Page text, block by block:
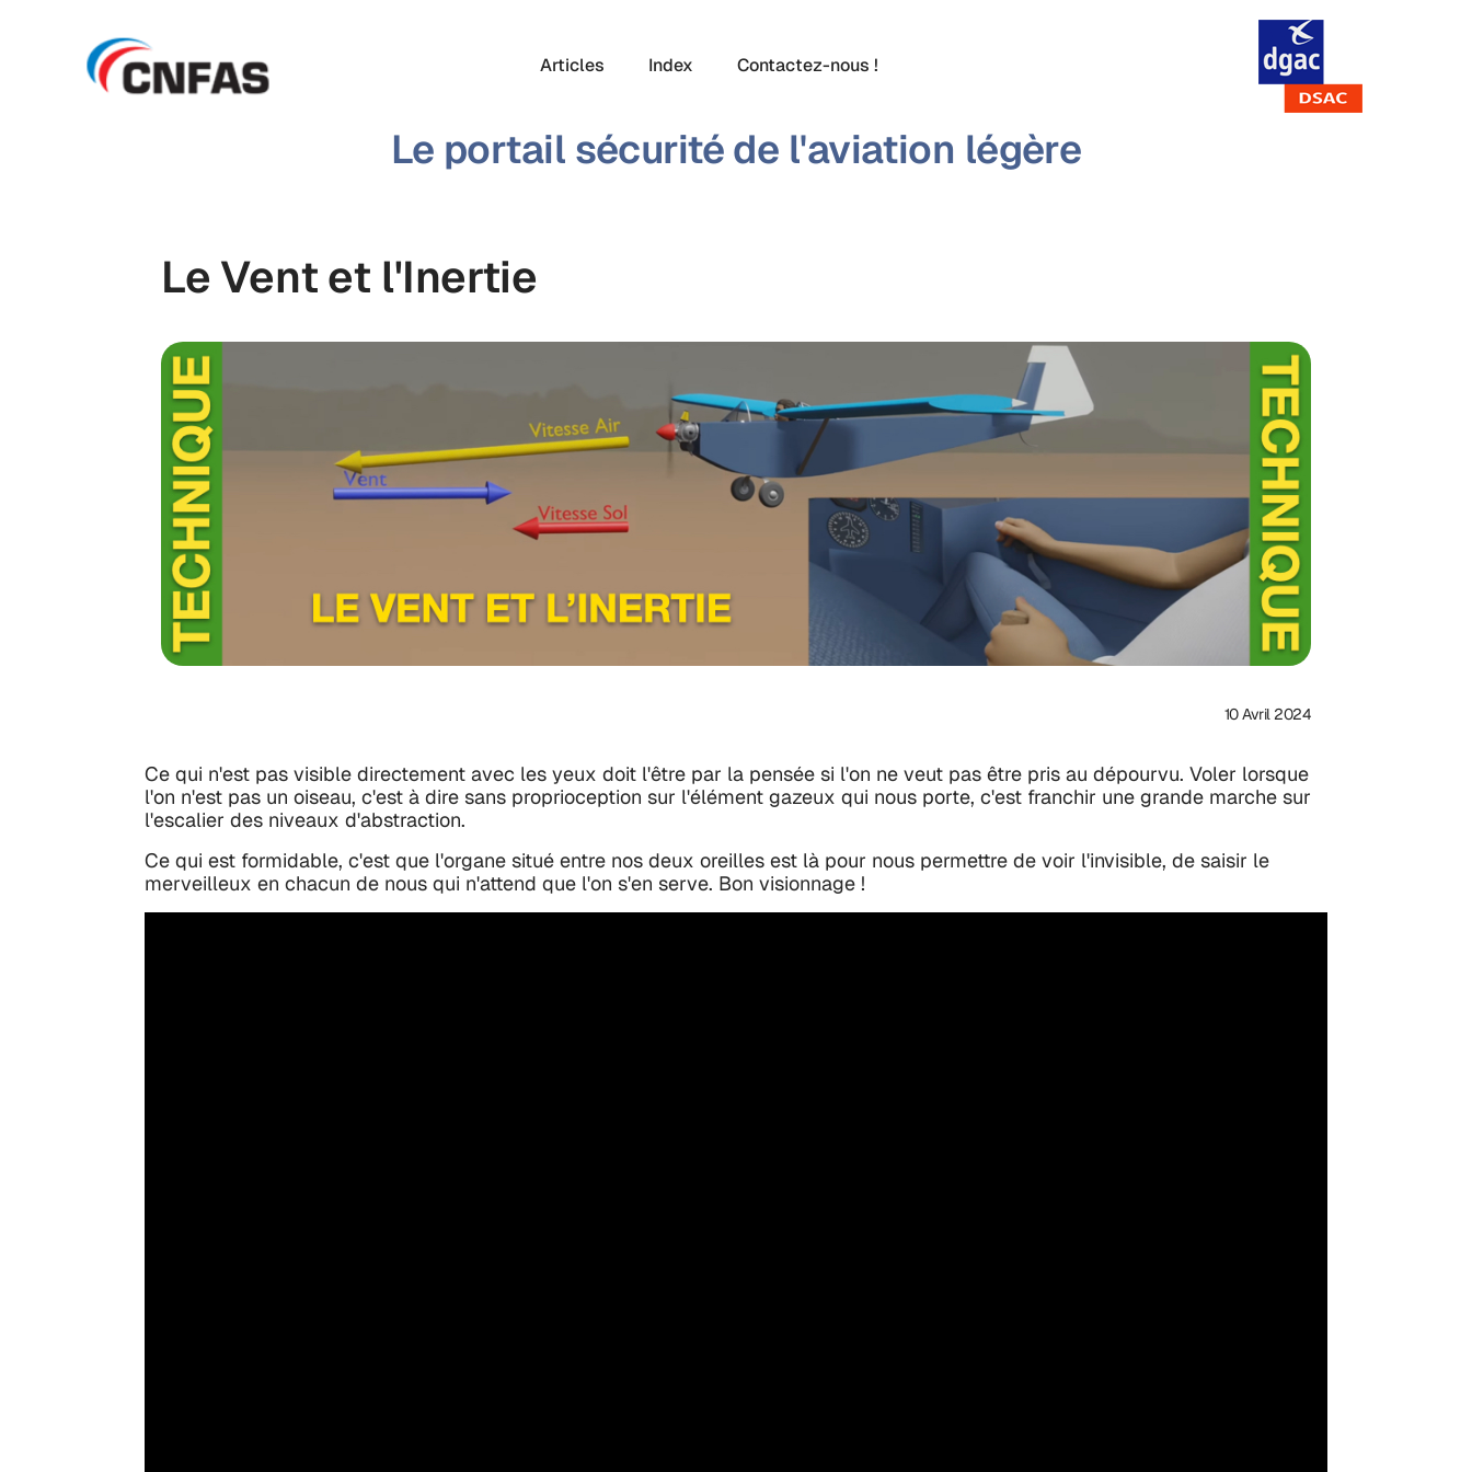
Articles Index Contactez-nous !
Le portail sécurité de l'aviation légère
Le Vent et l'Inertie
10 Avril 2024
Ce qui n'est pas visible directement avec les yeux doit l'être par la pensée si l'on ne veut pas être pris au dépourvu. Voler lorsque
l'on n'est pas un oiseau, c'est à dire sans proprioception sur l'élément gazeux qui nous porte, c'est franchir une grande marche sur
l'escalier des niveaux d'abstraction.
Ce qui est formidable, c'est que l'organe situé entre nos deux oreilles est là pour nous permettre de voir l'invisible, de saisir le
merveilleux en chacun de nous qui n'attend que l'on s'en serve. Bon visionnage !